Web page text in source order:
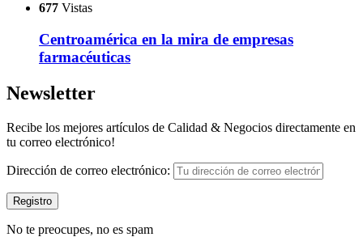
677 Vistas
Centroamérica en la mira de empresas
farmacéuticas
Newsletter
Recibe los mejores artículos de Calidad & Negocios directamente en
tu correo electrónico!
Dirección de correo electrónico:
No te preocupes, no es spam